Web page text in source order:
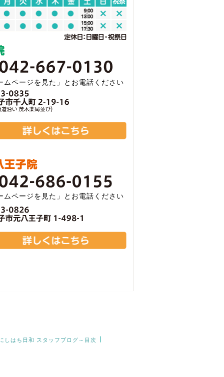
ムページを見た」とお電話ください
ムページを見た」とお電話ください
しはち日和 スタッフブログ～目次